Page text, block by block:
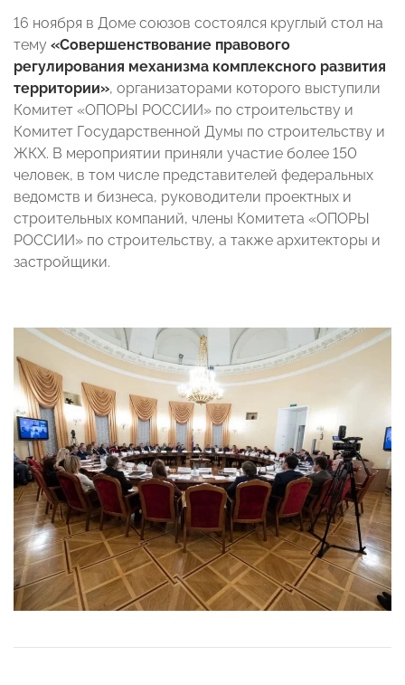
16 ноября в Доме союзов состоялся круглый стол на
тему «Совершенствование правового
регулирования механизма комплексного развития
территории», организаторами которого выступили
Комитет «ОПОРЫ РОССИИ» по строительству и
Комитет Государственной Думы по строительству и
ЖКХ. В мероприятии приняли участие более 150
человек, в том числе представителей федеральных
ведомств и бизнеса, руководители проектных и
строительных компаний, члены Комитета «ОПОРЫ
РОССИИ» по строительству, а также архитекторы и
застройщики.